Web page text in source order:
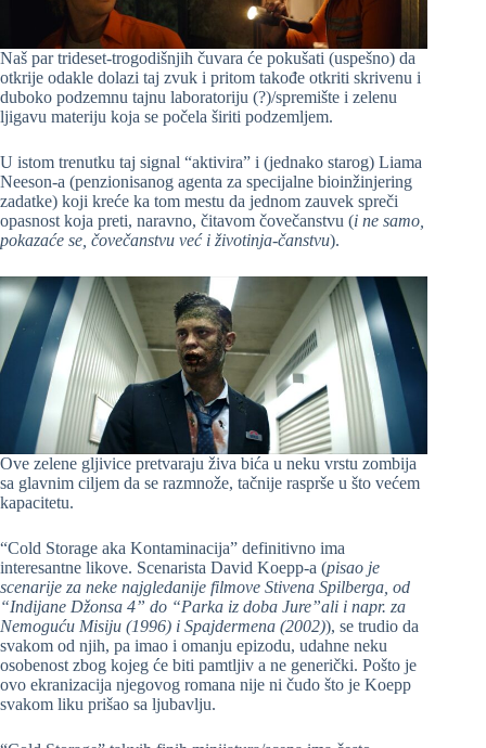
Naš par trideset-trogodišnjih čuvara će pokušati (uspešno) da
otkrije odakle dolazi taj zvuk i pritom takođe otkriti skrivenu i
duboko podzemnu tajnu laboratoriju (?)/spremište i zelenu
ljigavu materiju koja se počela širiti podzemljem.
U istom trenutku taj signal “aktivira” i (jednako starog) Liama
Neeson-a (penzionisanog agenta za specijalne bioinžinjering
zadatke) koji kreće ka tom mestu da jednom zauvek spreči
opasnost koja preti, naravno, čitavom čovečanstvu (i ne samo,
pokazaće se, čovečanstvu već i životinja-čanstvu).
Ove zelene gljivice pretvaraju živa bića u neku vrstu zombija
sa glavnim ciljem da se razmnože, tačnije rasprše u što većem
kapacitetu.
“Cold Storage aka Kontaminacija” definitivno ima
interesantne likove. Scenarista David Koepp-a (pisao je
scenarije za neke najgledanije filmove Stivena Spilberga, od
“Indijane Džonsa 4” do “Parka iz doba Jure”ali i napr. za
Nemoguću Misiju (1996) i Spajdermena (2002)), se trudio da
svakom od njih, pa imao i omanju epizodu, udahne neku
osobenost zbog kojeg će biti pamtljiv a ne generički. Pošto je
ovo ekranizacija njegovog romana nije ni čudo što je Koepp
svakom liku prišao sa ljubavlju.